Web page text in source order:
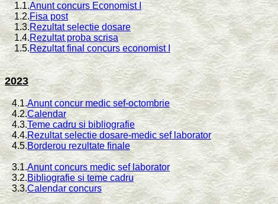
1.1.Anunt concurs Economist I
1.2.Fisa post
1.3.Rezultat selectie dosare
1.4.Rezultat proba scrisa
1.5.Rezultat final concurs economist I
2023
4.1.Anunt concur medic sef-octombrie
4.2.Calendar
4.3.Teme cadru si bibliografie
4.4.Rezultat selectie dosare-medic sef laborator
4.5.Borderou rezultate finale
3.1.Anunt concurs medic sef laborator
3.2.Bibliografie si teme cadru
3.3.Calendar concurs